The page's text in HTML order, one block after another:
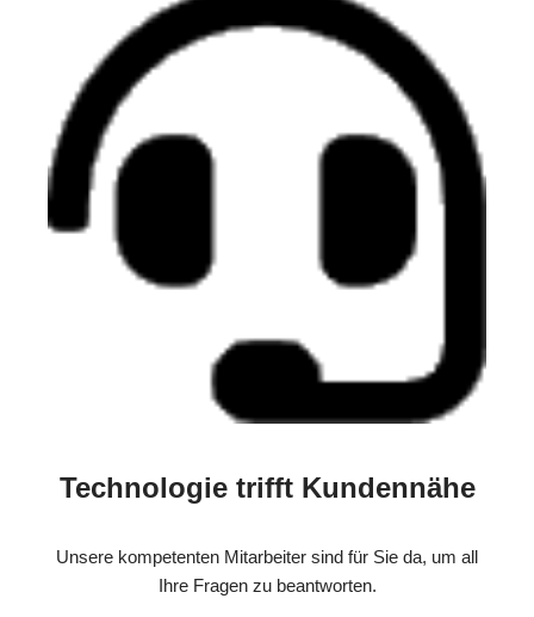
Technologie trifft Kundennähe
Unsere kompetenten Mitarbeiter sind für Sie da, um all
Ihre Fragen zu beantworten.